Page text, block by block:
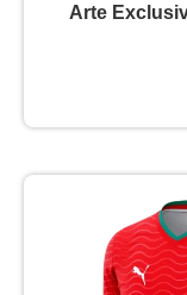
Arte